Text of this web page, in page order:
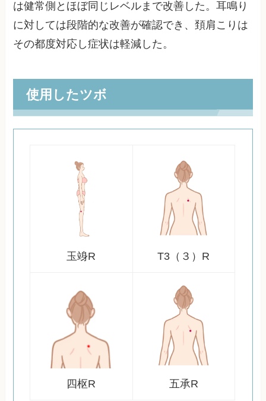
は健常側とほぼ同じレベルまで改善した。耳鳴り
に対しては段階的な改善が確認でき、頚肩こりは
その都度対応し症状は軽減した。
使用したツボ
玉竧R T3（３）R
四枢R 五承R